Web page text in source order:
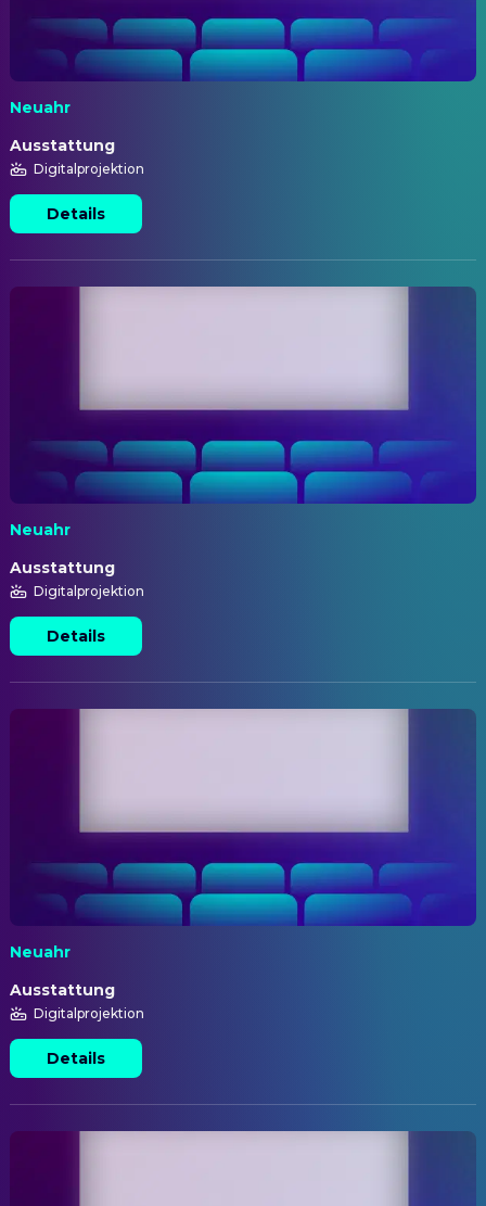
Neuahr
Ausstattung
Digitalprojektion
Details
Neuahr
Ausstattung
Digitalprojektion
Details
Neuahr
Ausstattung
Digitalprojektion
Details